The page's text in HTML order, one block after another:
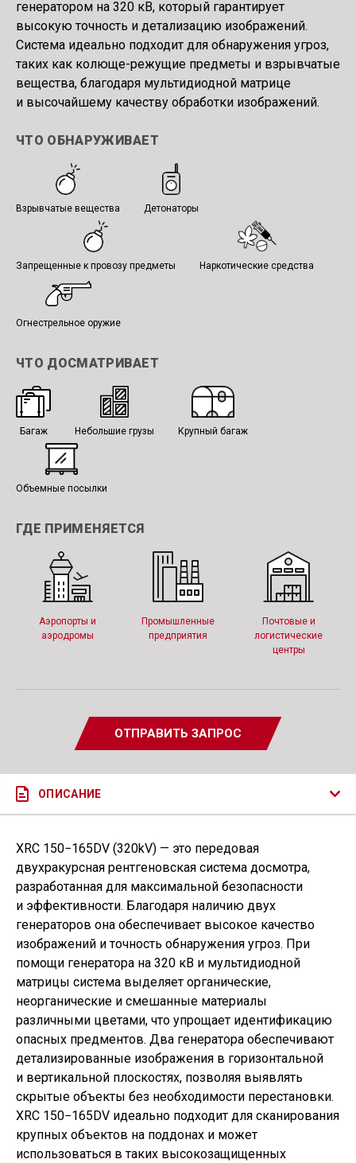
генератором на 320 кВ, который гарантирует
высокую точность и детализацию изображений.
Система идеально подходит для обнаружения угроз,
таких как колюще-режущие предметы и взрывчатые
вещества, благодаря мультидиодной матрице
и высочайшему качеству обработки изображений.
ЧТО ОБНАРУЖИВАЕТ
Взрывчатые вещества Детонаторы
Запрещенные к провозу предметы Наркотические средства
Огнестрельное оружие
ЧТО ДОСМАТРИВАЕТ
Багаж Небольшие грузы Крупный багаж
Объемные посылки
ГДЕ ПРИМЕНЯЕТСЯ
Аэропорты и
аэродромы
Промышленные
предприятия
Почтовые и
логистические
центры
ОТПРАВИТЬ ЗАПРОС
ОПИСАНИЕ
XRC 150−165DV (320kV) — это передовая
двухракурсная рентгеновская система досмотра,
разработанная для максимальной безопасности
и эффективности. Благодаря наличию двух
генераторов она обеспечивает высокое качество
изображений и точность обнаружения угроз. При
помощи генератора на 320 кВ и мультидиодной
матрицы система выделяет органические,
неорганические и смешанные материалы
различными цветами, что упрощает идентификацию
опасных предментов. Два генератора обеспечивают
детализированные изображения в горизонтальной
и вертикальной плоскостях, позволяя выявлять
скрытые объекты без необходимости перестановки.
XRC 150−165DV идеально подходит для сканирования
крупных объектов на поддонах и может
использоваться в таких высокозащищенных